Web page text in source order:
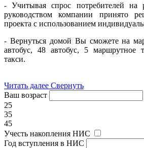
- Учитывая спрос потребителей на
руководством компании принято
проекта с использованием
- Вернуться домой Вы сможете на
автобус, 48 автобус, 5 маршрутное
такси.
Читать далее Свернуть
Ваш возраст
25
35
45
Учесть накопления НИС
Год вступления в НИС